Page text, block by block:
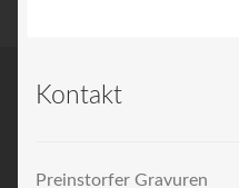
Kontakt
Preinstorfer Gravuren